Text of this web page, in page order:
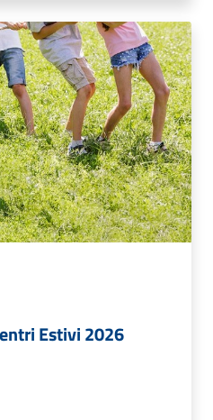
Estivi 2026